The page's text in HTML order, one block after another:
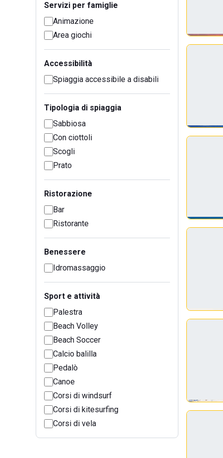
Servizi per famiglie
Animazione
Area giochi
Accessibilità
Spiaggia accessibile a disabili
Tipologia di spiaggia
Sabbiosa
Con ciottoli
Scogli
Prato
Ristorazione
Bar
Ristorante
Benessere
Idromassaggio
Sport e attività
Palestra
Beach Volley
Beach Soccer
Calcio balilla
Pedalò
Canoe
Corsi di windsurf
Corsi di kitesurfing
Corsi di vela